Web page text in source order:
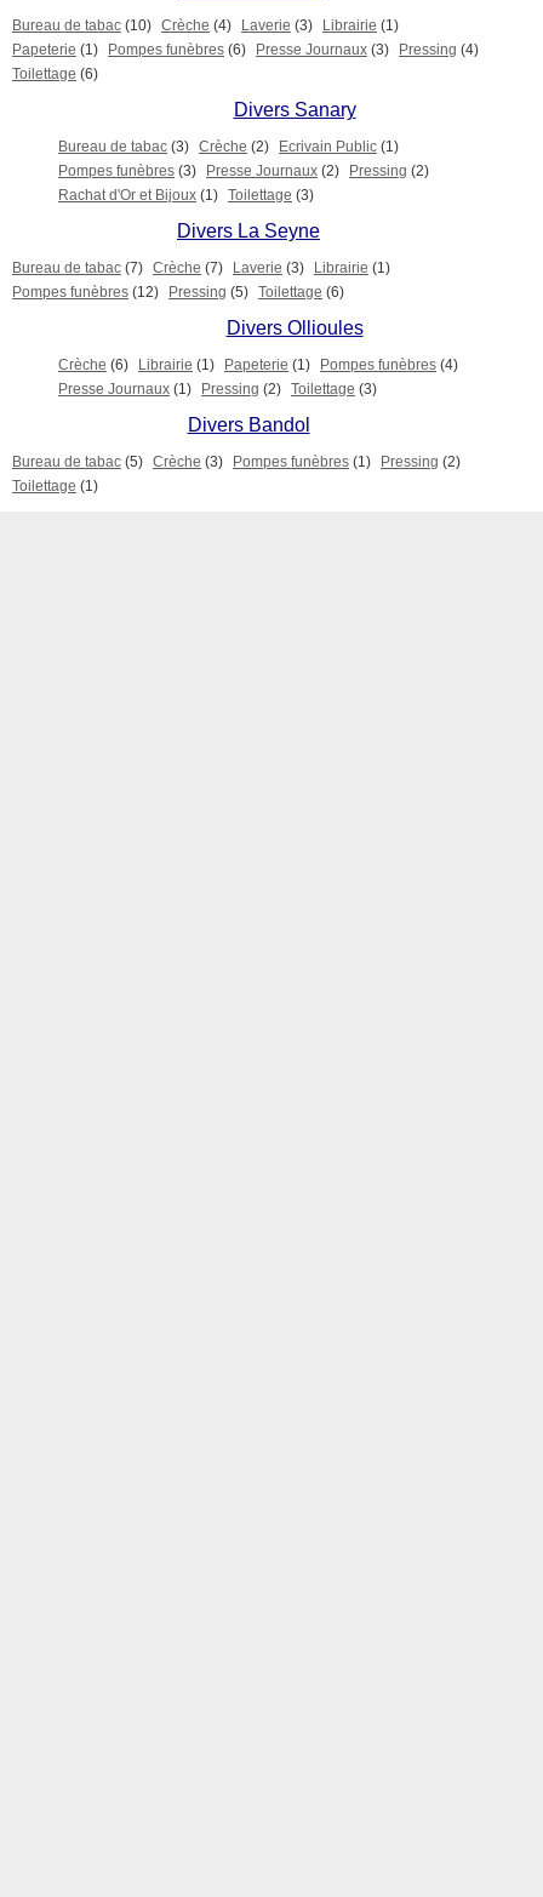
Bureau de tabac (10) Crèche (4) Laverie (3) Librairie (1)
Papeterie (1) Pompes funèbres (6) Presse Journaux (3) Pressing (4)
Toilettage (6)
Divers Sanary
Bureau de tabac (3) Crèche (2) Ecrivain Public (1)
Pompes funèbres (3) Presse Journaux (2) Pressing (2)
Rachat d'Or et Bijoux (1) Toilettage (3)
Divers La Seyne
Bureau de tabac (7) Crèche (7) Laverie (3) Librairie (1)
Pompes funèbres (12) Pressing (5) Toilettage (6)
Divers Ollioules
Crèche (6) Librairie (1) Papeterie (1) Pompes funèbres (4)
Presse Journaux (1) Pressing (2) Toilettage (3)
Divers Bandol
Bureau de tabac (5) Crèche (3) Pompes funèbres (1) Pressing (2)
Toilettage (1)